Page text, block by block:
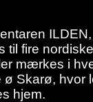
til fire
mærkes i
ø Skarø, hvor
hjem.